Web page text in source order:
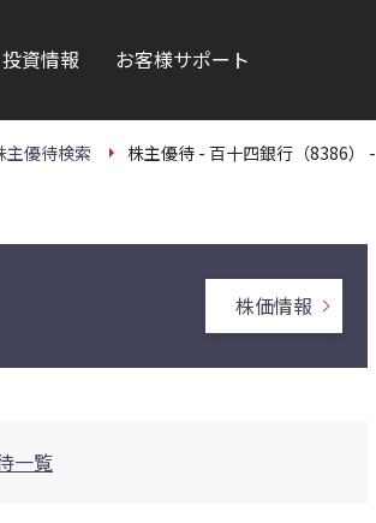
投資情報 お客様サポート
主優待検索 株主優待 - 百十四銀行（8386） -
株価情報
一覧